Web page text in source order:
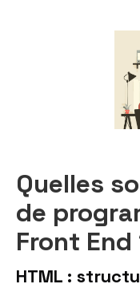
Quelles
de
Front End
HTML :